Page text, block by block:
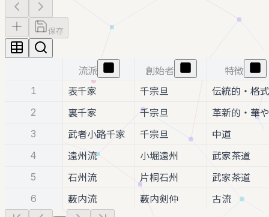
保存
流派 創始者
特徴
1
表千家 千宗旦
伝統的・格式
2
裏千家 千宗旦
革新的・華
3
武者小路千家 千宗旦
中道
4
遠州流 小堀遠州
武家茶道
5
石州流 片桐石州
武家茶道
6
薮内流 薮内剣仲 古流